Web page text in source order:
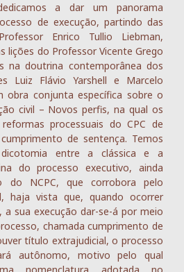
a dar um panorama
de execução, partindo das
Enrico Tullio Liebman,
lições do Professor Vicente Grego
na doutrina contemporânea dos
Luiz Flávio Yarshell e Marcelo
obra conjunta específica sobre o
civil – Novos perfis, na qual os
processuais do CPC de
de sentença. Temos
entre a clássica e a
do processo executivo, ainda
NCPC, que corrobora pelo
haja vista que, quando ocorrer
sua execução dar-se-á por meio
chamada cumprimento de
título extrajudicial, o processo
autônomo, motivo pelo qual